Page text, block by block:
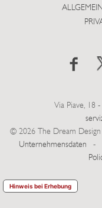
Via Piave, 18
© 2026 The Dream Design
Unternehmensdaten
-
Hinweis bei Erhebung